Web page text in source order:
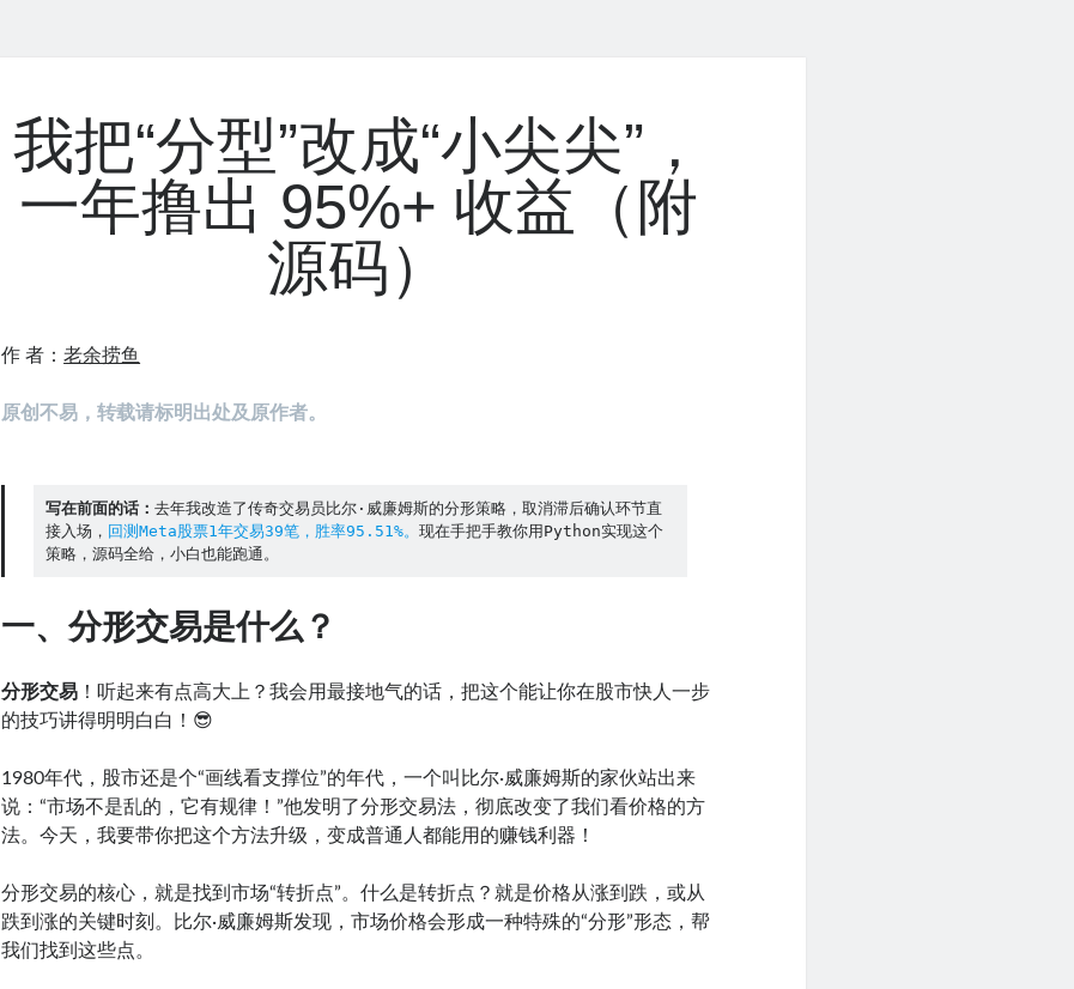
我把“分型”改成“小尖尖”，
一年撸出 95%+ 收益（附
源码）
作 者：老余捞鱼
原创不易，转载请标明出处及原作者。
写在前面的话： 去年我改造了传奇交易员比尔·威廉姆斯的分形策略，取消滞后确认环节直
接入场， 回测Meta股票1年交易39笔，胜率95.51%。 现在手把手教你用Python实现这个
策略，源码全给，小白也能跑通。
一、分形交易是什么？
分形交易 ！听起来有点高大上？我会用最接地气的话，把这个能让你在股市快人一步
的技巧讲得明明白白！😎
1980年代，股市还是个“画线看支撑位”的年代，一个叫比尔·威廉姆斯的家伙站出来
说：“市场不是乱的，它有规律！”他发明了分形交易法，彻底改变了我们看价格的方
法。今天，我要带你把这个方法升级，变成普通人都能用的赚钱利器！
分形交易的核心，就是找到市场“转折点”。什么是转折点？就是价格从涨到跌，或从
跌到涨的关键时刻。比尔·威廉姆斯发现，市场价格会形成一种特殊的“分形”形态，帮
我们找到这些点。